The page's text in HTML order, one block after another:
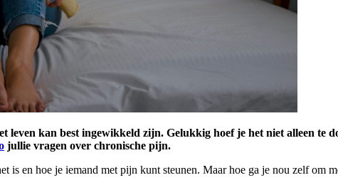
leven kan best ingewikkeld zijn. Gelukkig hoef je het niet alleen te
jullie vragen over chronische pijn.
is en hoe je iemand met pijn kunt steunen. Maar hoe ga je nou zelf om